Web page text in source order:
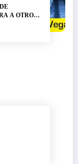
A OTRO